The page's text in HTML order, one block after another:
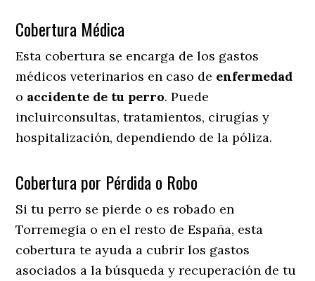
Cobertura Médica
Esta cobertura se encarga de los gastos
médicos veterinarios en caso de enfermedad
o accidente de tu perro. Puede
incluirconsultas, tratamientos, cirugías y
hospitalización, dependiendo de la póliza.
Cobertura por Pérdida o Robo
Si tu perro se pierde o es robado en
Torremegia o en el resto de España, esta
cobertura te ayuda a cubrir los gastos
asociados a la búsqueda y recuperación de tu